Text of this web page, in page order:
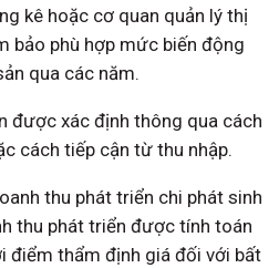
kê hoặc cơ quan quản lý thị
bảo phù hợp mức biến động
qua các năm.
được xác định thông qua cách
cách tiếp cận từ thu nhập.
thu phát triển chi phát sinh
thu phát triển được tính toán
điểm thẩm định giá đối với bất